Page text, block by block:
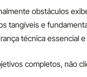
obstáculos
tangíveis e
técnica essencial
completos, não